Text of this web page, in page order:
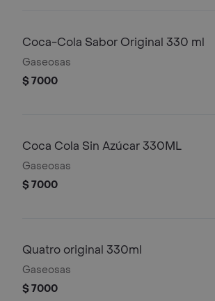
Coca-Cola Sabor Original 330 ml
Gaseosas
$ 7000
Coca Cola Sin Azúcar 330ML
Gaseosas
$ 7000
Quatro original 330ml
Gaseosas
$ 7000